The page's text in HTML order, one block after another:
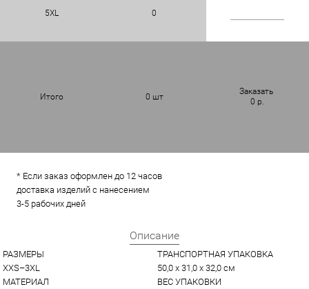
5XL 0
Итого 0 шт
Заказать
0 р.
* Если заказ оформлен до 12 часов
доставка изделий с нанесением
3-5 рабочих дней
Описание
РАЗМЕРЫ
XXS–3XL
МАТЕРИАЛ
ТРАНСПОРТНАЯ УПАКОВКА
50,0 x 31,0 x 32,0 см
ВЕС УПАКОВКИ